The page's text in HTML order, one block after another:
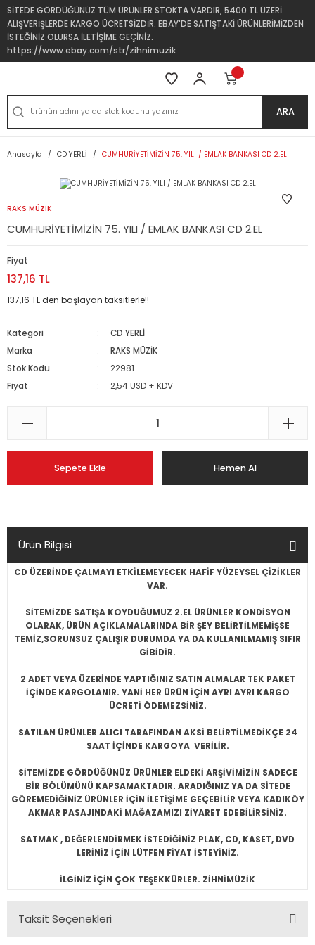
SİTEDE GÖRDÜĞÜNÜZ TÜM ÜRÜNLER STOKTA VARDIR, 5400 TL ÜZERİ
ALIŞVERİŞLERDE KARGO ÜCRETSİZDİR. EBAY'DE SATIŞTAKİ ÜRÜNLERİMİZDEN
İSTEĞİNİZ OLURSA İLETİŞİME GEÇİNİZ.
https://www.ebay.com/str/zihnimuzik
ARA
Anasayfa CD YERLİ CUMHURİYETİMİZİN 75. YILI / EMLAK BANKASI CD 2.EL
RAKS MÜZİK
CUMHURİYETİMİZİN 75. YILI / EMLAK BANKASI CD 2.EL
Fiyat
137,16 TL
137,16 TL den başlayan taksitlerle!!
Kategori
CD YERLİ
Marka
RAKS MÜZİK
Stok Kodu
22981
Fiyat
2,54 USD + KDV
Sepete Ekle Hemen Al
Ürün Bilgisi
CD ÜZERİNDE ÇALMAYI ETKİLEMEYECEK HAFİF YÜZEYSEL ÇİZİKLER
VAR.
SİTEMİZDE SATIŞA KOYDUĞUMUZ 2.EL ÜRÜNLER KONDİSYON
OLARAK, ÜRÜN AÇIKLAMALARINDA BİR ŞEY BELİRTİLMEMİŞSE
TEMİZ,SORUNSUZ ÇALIŞIR DURUMDA YA DA KULLANILMAMIŞ SIFIR
GİBİDİR.
2 ADET VEYA ÜZERİNDE YAPTIĞINIZ SATIN ALMALAR TEK PAKET
İÇİNDE KARGOLANIR. YANİ HER ÜRÜN İÇİN AYRI AYRI KARGO
ÜCRETİ ÖDEMEZSİNİZ.
SATILAN ÜRÜNLER ALICI TARAFINDAN AKSİ BELİRTİLMEDİKÇE 24
SAAT İÇİNDE KARGOYA VERİLİR.
SİTEMİZDE GÖRDÜĞÜNÜZ ÜRÜNLER ELDEKİ ARŞİVİMİZİN SADECE
BİR BÖLÜMÜNÜ KAPSAMAKTADIR. ARADIĞINIZ YA DA SİTEDE
GÖREMEDİĞİNİZ ÜRÜNLER İÇİN İLETİŞİME GEÇEBİLİR VEYA KADIKÖY
AKMAR PASAJINDAKİ MAĞAZAMIZI ZİYARET EDEBİLİRSİNİZ.
SATMAK , DEĞERLENDİRMEK İSTEDİĞİNİZ PLAK, CD, KASET, DVD
LERİNİZ İÇİN LÜTFEN FİYAT İSTEYİNİZ.
İLGİNİZ İÇİN ÇOK TEŞEKKÜRLER. ZİHNİMÜZİK
Taksit Seçenekleri